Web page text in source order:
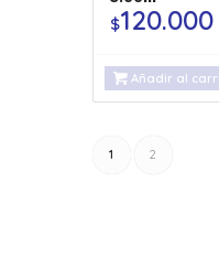
$120.000
Añadir al
1 2